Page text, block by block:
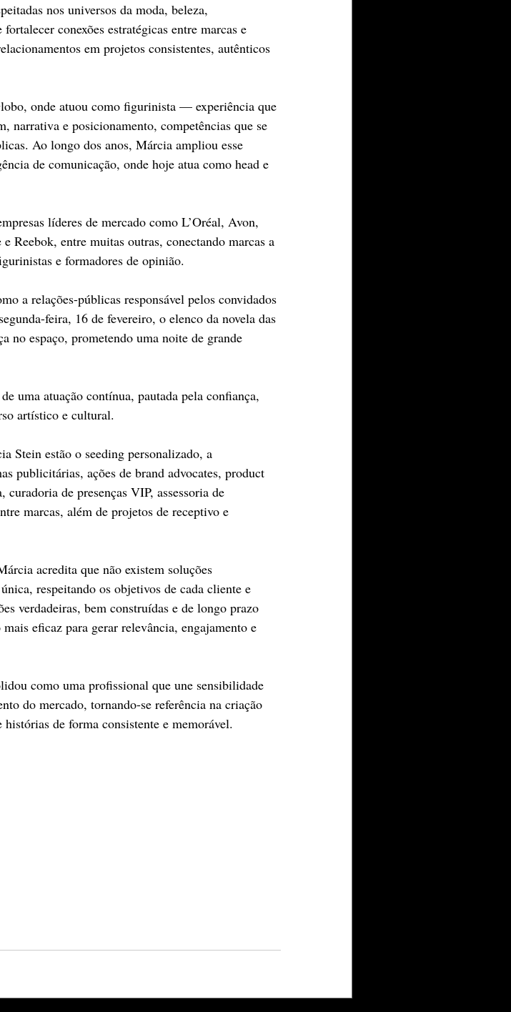
nos universos da moda, beleza,
conexões estratégicas entre marcas e
em projetos consistentes, autênticos
onde atuou como figurinista — experiência que
narrativa e posicionamento, competências que se
Ao longo dos anos, Márcia ampliou esse
de comunicação, onde hoje atua como head e
líderes de mercado como L’Oréal, Avon,
entre muitas outras, conectando marcas a
e formadores de opinião.
a relações-públicas responsável pelos convidados
feira, 16 de fevereiro, o elenco da novela das
no espaço, prometendo uma noite de grande
uma atuação contínua, pautada pela confiança,
artístico e cultural.
Stein estão o seeding personalizado, a
publicitárias, ações de brand advocates, product
de presenças VIP, assessoria de
marcas, além de projetos de receptivo e
acredita que não existem soluções
respeitando os objetivos de cada cliente e
verdadeiras, bem construídas e de longo prazo
eficaz para gerar relevância, engajamento e
como uma profissional que une sensibilidade
do mercado, tornando-se referência na criação
de forma consistente e memorável.